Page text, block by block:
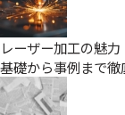
レーザー加工の魅力
基礎から事例まで